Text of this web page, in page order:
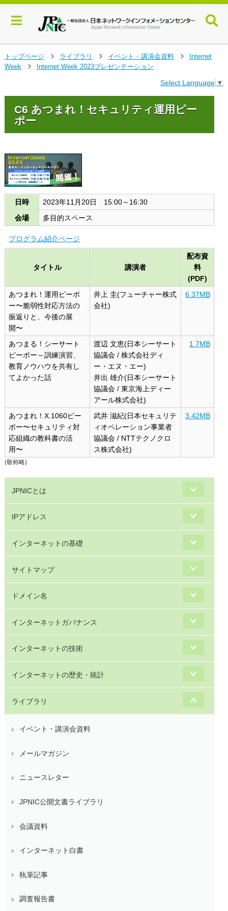
イ
ン
す
トップページ
>
ライブラリ
>
イベント・講演会資料
Internet
Week
Internet Week 2023プレゼンテーション
Select Language ▼
C6 あつまれ！セキュリティ運用ピー
ポー
日時
2023年11月20日 15:00～16:30
会場
多目的スペース
プログラム紹介ページ
(敬称略)
タイトル 講演者
配布資
料
(PDF)
あつまれ！運用ピーポ
ー〜脆弱性対応方法の
振返りと、今後の展
開〜
井上 圭(フューチャー株式
会社)
6.37MB
あつまる！シーサート
ピーポー～訓練演習、
教育ノウハウを共有し
てよかった話
渡辺 文恵(日本シーサート
協議会 / 株式会社ディ
ー・エヌ・エー)
井出 雄介(日本シーサート
協議会 / 東京海上ディー
アール株式会社)
1.7MB
あつまれ！X.1060ピー
ポー〜セキュリティ対
応組織の教科書の活
用〜
武井 滋紀(日本セキュリテ
ィオペレーション事業者
協議会 / NTTテクノクロ
ス株式会社)
3.42MB
JPNICとは
IPアドレス
インターネットの基礎
サイトマップ
ドメイン名
インターネットガバナンス
インターネットの技術
インターネットの歴史・統計
ライブラリ
イベント・講演会資料
メールマガジン
ニュースレター
JPNIC公開文書ライブラリ
会議資料
インターネット白書
執筆記事
調査報告書